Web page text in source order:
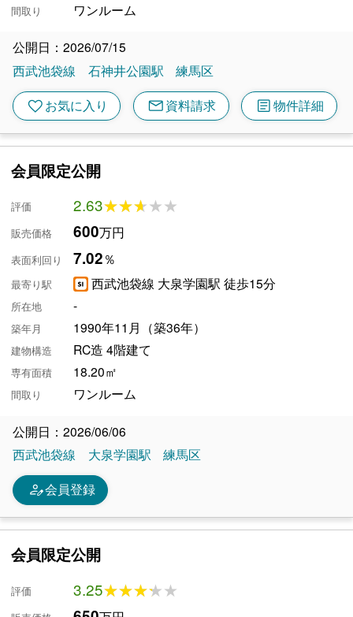
間取り ワンルーム
公開日：2026/07/15
西武池袋線
石神井公園駅 練馬区
favoriteお気に入り mail資料請求 article物件詳細
会員限定公開
評価 2.63★★★★★
★★★★★
販売価格 600万円
表面利回り 7.02％
最寄り駅 西武池袋線 大泉学園駅 徒歩15分
所在地 -
築年月 1990年11月（築36年）
建物構造 RC造 4階建て
専有面積 18.20㎡
間取り ワンルーム
公開日：2026/06/06
西武池袋線
大泉学園駅 練馬区
person_edit会員登録
会員限定公開
評価 3.25★★★★★
★★★★★